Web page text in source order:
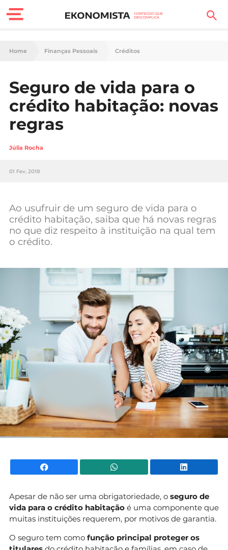
Finanças Pessoais
Carreira
Casa
Lifestyle
Sociedade
Negócios
Mundial 2026
Home Finanças Pessoais Créditos
Seguro de vida para o
crédito habitação: novas
regras
Júlia Rocha
01 Fev, 2018
Ao usufruir de um seguro de vida para o
crédito habitação, saiba que há novas regras
no que diz respeito à instituição na qual tem
o crédito.
Facebook WhatsApp
Apesar de não ser uma obrigatoriedade, o seguro de
vida para o crédito habitação é uma componente que
muitas instituições requerem, por motivos de garantia.
O seguro tem como função principal proteger os